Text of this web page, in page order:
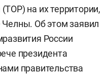
на их территории,
Об этом заявил
России
президента
правительства